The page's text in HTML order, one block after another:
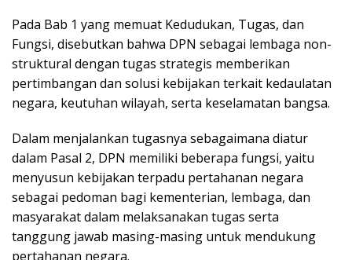
Pada Bab 1 yang memuat Kedudukan, Tugas, dan
Fungsi, disebutkan bahwa DPN sebagai lembaga non-
struktural dengan tugas strategis memberikan
pertimbangan dan solusi kebijakan terkait kedaulatan
negara, keutuhan wilayah, serta keselamatan bangsa.
Dalam menjalankan tugasnya sebagaimana diatur
dalam Pasal 2, DPN memiliki beberapa fungsi, yaitu
menyusun kebijakan terpadu pertahanan negara
sebagai pedoman bagi kementerian, lembaga, dan
masyarakat dalam melaksanakan tugas serta
tanggung jawab masing-masing untuk mendukung
pertahanan negara.